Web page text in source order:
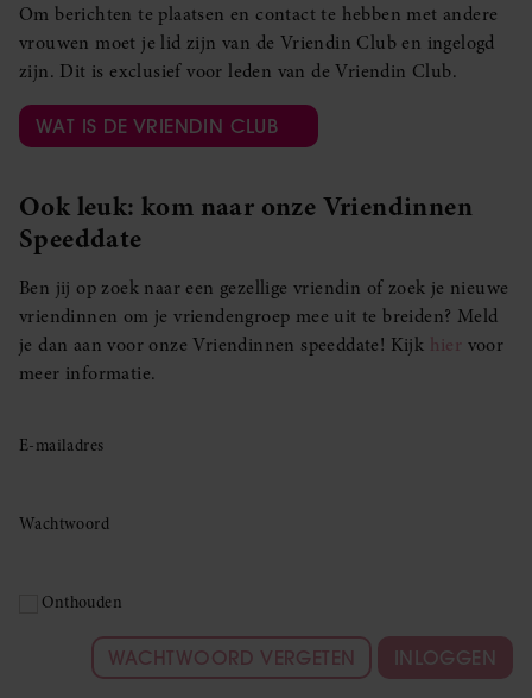
Om berichten te plaatsen en contact te hebben met andere
vrouwen moet je lid zijn van de Vriendin Club en ingelogd
zijn. Dit is exclusief voor leden van de Vriendin Club.
WAT IS DE VRIENDIN CLUB
Ook leuk: kom naar onze Vriendinnen
Speeddate
Ben jij op zoek naar een gezellige vriendin of zoek je nieuwe
vriendinnen om je vriendengroep mee uit te breiden? Meld
je dan aan voor onze Vriendinnen speeddate! Kijk hier voor
meer informatie.
E-mailadres
Wachtwoord
Onthouden
WACHTWOORD VERGETEN INLOGGEN